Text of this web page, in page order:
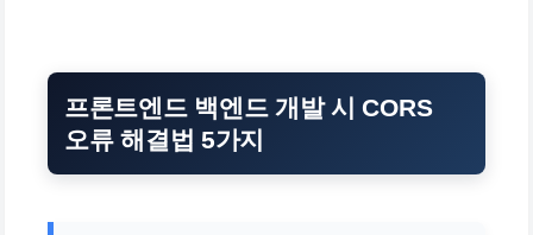
프론트엔드 백엔드 개발 시 CORS
오류 해결법 5가지